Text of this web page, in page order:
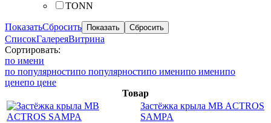
TONN
ПоказатьСбросить
СписокГалереяВитрина
Сортировать:
по имени
по популярностипо популярностипо именипо именипо
ценепо цене
Товар
Застёжка крыла MB ACTROS
SAMPA